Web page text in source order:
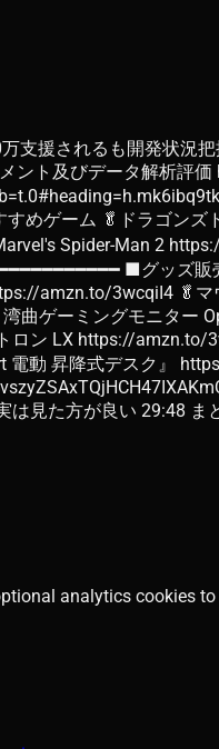
支援されるも開発状況
ント及びデータ解析評
ゲーム 🥬ドラゴンズ
Spider-Man 2
■グッズ
amzn.to/3wcqiI4 🥬
曲ゲーミングモニタ
ン LX https://amzn.to/
電動 昇降式デスク』
現実は見た方が良い
analytics cookies